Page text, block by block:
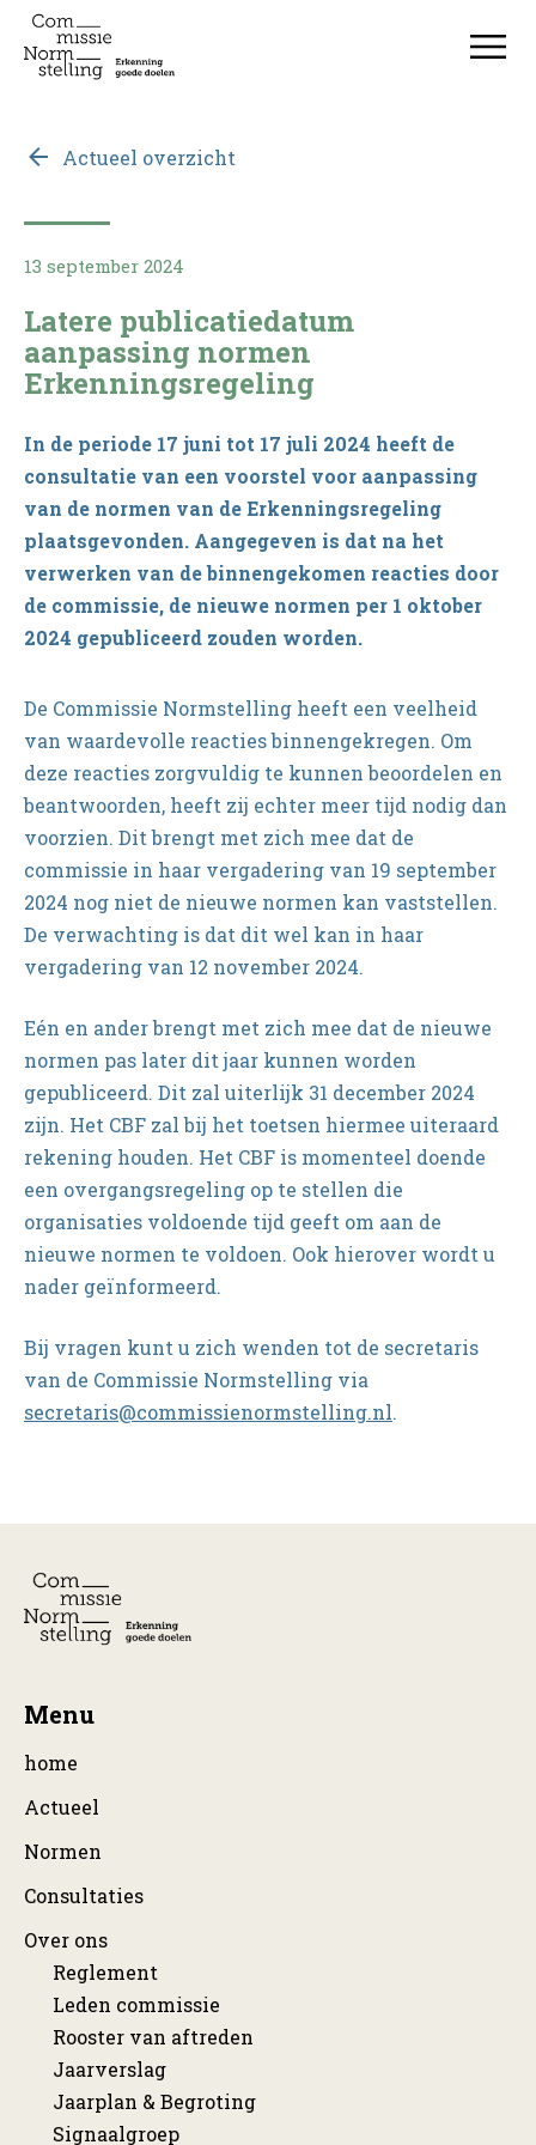
Actueel overzicht
13 september 2024
Latere publicatiedatum
aanpassing normen
Erkenningsregeling
In de periode 17 juni tot 17 juli 2024 heeft de
consultatie van een voorstel voor aanpassing
van de normen van de Erkenningsregeling
plaatsgevonden. Aangegeven is dat na het
verwerken van de binnengekomen reacties door
de commissie, de nieuwe normen per 1 oktober
2024 gepubliceerd zouden worden.
De Commissie Normstelling heeft een veelheid
van waardevolle reacties binnengekregen. Om
deze reacties zorgvuldig te kunnen beoordelen en
beantwoorden, heeft zij echter meer tijd nodig dan
voorzien. Dit brengt met zich mee dat de
commissie in haar vergadering van 19 september
2024 nog niet de nieuwe normen kan vaststellen.
De verwachting is dat dit wel kan in haar
vergadering van 12 november 2024.
Eén en ander brengt met zich mee dat de nieuwe
normen pas later dit jaar kunnen worden
gepubliceerd. Dit zal uiterlijk 31 december 2024
zijn. Het CBF zal bij het toetsen hiermee uiteraard
rekening houden. Het CBF is momenteel doende
een overgangsregeling op te stellen die
organisaties voldoende tijd geeft om aan de
nieuwe normen te voldoen. Ook hierover wordt u
nader geïnformeerd.
Bij vragen kunt u zich wenden tot de secretaris
van de Commissie Normstelling via
secretaris@commissienormstelling.nl.
Menu
home
Actueel
Normen
Consultaties
Over ons
Reglement
Leden commissie
Rooster van aftreden
Jaarverslag
Jaarplan & Begroting
Signaalgroep